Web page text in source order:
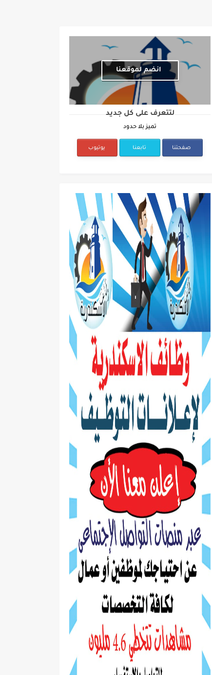
انضم لموقعنا
لتتعرف على كل جديد
تميز بلا حدود
صفحتنا تابعنا يوتيوب